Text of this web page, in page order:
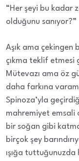
“Her şeyi bu kadar
olduğunu sanıyor?”
Aşık ama çekingen
çıkma teklif etmesi
Mütevazı ama öz
daha farkına
Spinoza’yla
mahremiyet emsali
bir soğan gibi
birçok şey
ışığa